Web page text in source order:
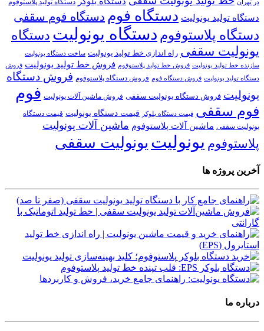
در تهران
دستگاه تولید پلاستوفوم
دستگاه تولید یونولیت دستگاه فوم دستگاه فوم سقفی
دستگاه پلاستوفوم دستگاه یونولیت دستگاه
یونولیت سقفی راه اندازی خط تولید یونولیت ساخت دستگاه یونولیت
سازنده خط تولید یونولیت فروش خط تولید پلاستوفوم فروش خط تولید یونولیت فروش
دستگاه تولید یونولیت فروش دستگاه فوم فروش دستگاه پلاستوفوم فروش دستگاه
یونولیت فروش دستگاه یونولیت سقفی فروش ماشین آلات یونولیت فوم
فوم سقفی قیمت دستگاه بلوکر قیمت دستگاه یونولیت قیمت دستگاه
یونولیت سقفی ماشین آلات پلاستوفوم ماشین آلات یونولیت
پلاستوفوم یونولیت یونولیت سقفی
آخرین پروژه ها
درباره ما